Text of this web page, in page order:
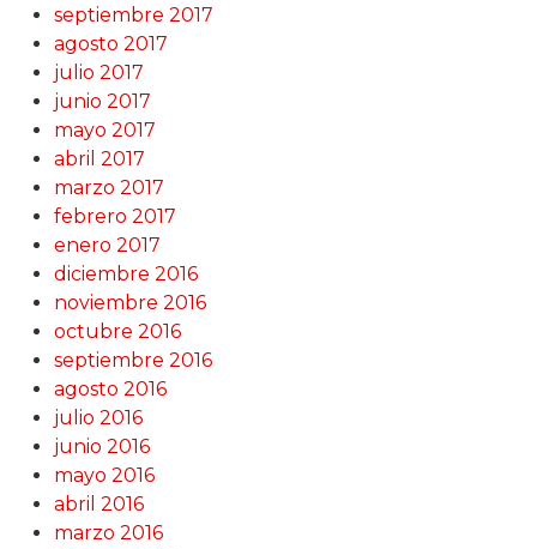
septiembre 2017
agosto 2017
julio 2017
junio 2017
mayo 2017
abril 2017
marzo 2017
febrero 2017
enero 2017
diciembre 2016
noviembre 2016
octubre 2016
septiembre 2016
agosto 2016
julio 2016
junio 2016
mayo 2016
abril 2016
marzo 2016